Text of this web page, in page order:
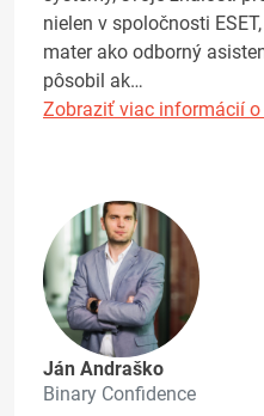
nielen v spoločnosti
mater ako odborný
pôsobil ak…
Zobraziť viac informácií o
Ján Andraško
Binary Confidence